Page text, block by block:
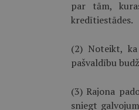
par tām,
kredītiestādes.
(2) Noteikt,
pašvaldību
(3) Rajona
sniegt